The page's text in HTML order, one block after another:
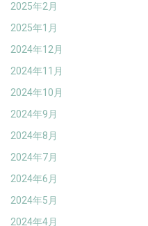
2025年2月
2025年1月
2024年12月
2024年11月
2024年10月
2024年9月
2024年8月
2024年7月
2024年6月
2024年5月
2024年4月